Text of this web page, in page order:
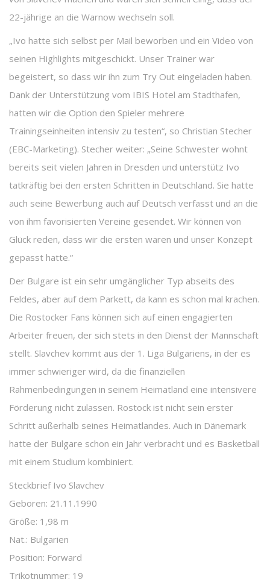
22-jährige an die Warnow wechseln soll.
„Ivo hatte sich selbst per Mail beworben und ein Video von
seinen Highlights mitgeschickt. Unser Trainer war
begeistert, so dass wir ihn zum Try Out eingeladen haben.
Dank der Unterstützung vom IBIS Hotel am Stadthafen,
hatten wir die Option den Spieler mehrere
Trainingseinheiten intensiv zu testen“, so Christian Stecher
(EBC-Marketing). Stecher weiter: „Seine Schwester wohnt
bereits seit vielen Jahren in Dresden und unterstütz Ivo
tatkräftig bei den ersten Schritten in Deutschland. Sie hatte
auch seine Bewerbung auch auf Deutsch verfasst und an die
von ihm favorisierten Vereine gesendet. Wir können von
Glück reden, dass wir die ersten waren und unser Konzept
gepasst hatte.“
Der Bulgare ist ein sehr umgänglicher Typ abseits des
Feldes, aber auf dem Parkett, da kann es schon mal krachen.
Die Rostocker Fans können sich auf einen engagierten
Arbeiter freuen, der sich stets in den Dienst der Mannschaft
stellt. Slavchev kommt aus der 1. Liga Bulgariens, in der es
immer schwieriger wird, da die finanziellen
Rahmenbedingungen in seinem Heimatland eine intensivere
Förderung nicht zulassen. Rostock ist nicht sein erster
Schritt außerhalb seines Heimatlandes. Auch in Dänemark
hatte der Bulgare schon ein Jahr verbracht und es Basketball
mit einem Studium kombiniert.
Steckbrief Ivo Slavchev
Geboren: 21.11.1990
Größe: 1,98 m
Nat.: Bulgarien
Position: Forward
Trikotnummer: 19